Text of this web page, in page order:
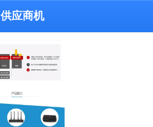
供应商机